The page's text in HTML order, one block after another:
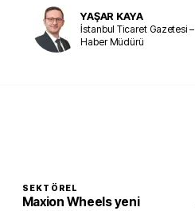
YAŞAR KAYA
İstanbul Ticaret Gazetesi –
Haber Müdürü
SEKTÖREL
Maxion Wheels yeni